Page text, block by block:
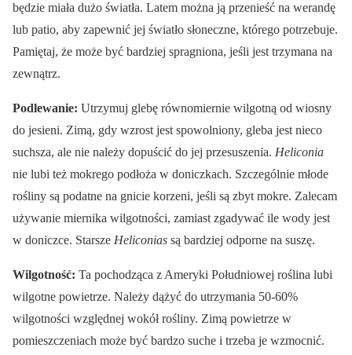
będzie miała dużo światła. Latem można ją przenieść na werandę
lub patio, aby zapewnić jej światło słoneczne, którego potrzebuje.
Pamiętaj, że może być bardziej spragniona, jeśli jest trzymana na
zewnątrz.
Podlewanie: Utrzymuj glebę równomiernie wilgotną od wiosny
do jesieni. Zimą, gdy wzrost jest spowolniony, gleba jest nieco
suchsza, ale nie należy dopuścić do jej przesuszenia. Heliconia
nie lubi też mokrego podłoża w doniczkach. Szczególnie młode
rośliny są podatne na gnicie korzeni, jeśli są zbyt mokre. Zalecam
używanie miernika wilgotności, zamiast zgadywać ile wody jest
w doniczce. Starsze Heliconias są bardziej odporne na suszę.
Wilgotność: Ta pochodząca z Ameryki Południowej roślina lubi
wilgotne powietrze. Należy dążyć do utrzymania 50-60%
wilgotności względnej wokół rośliny. Zimą powietrze w
pomieszczeniach może być bardzo suche i trzeba je wzmocnić.